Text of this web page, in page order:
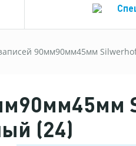
90мм90мм45мм
(24)